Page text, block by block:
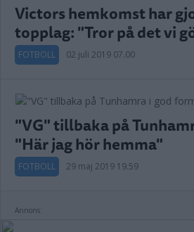
Victors hemkomst har
topplag: "Tror på det vi
FOTBOLL 02 juli 2019 07.00
"VG" tillbaka på
"Här jag hör hemma"
FOTBOLL 29 maj 2019 19.59
Annons: